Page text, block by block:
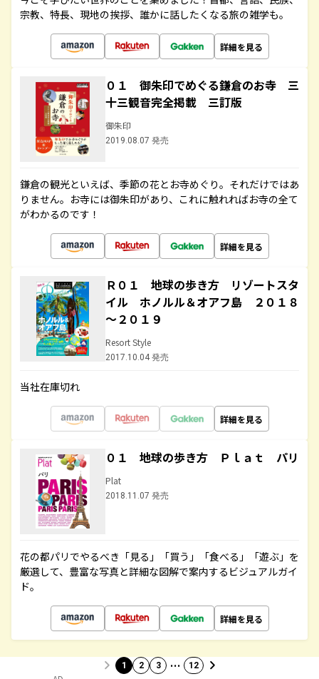
宗教、特長、現地の挨拶、誰かに話したくなる旅の雑学も。
詳細を見る
０１ 御朱印でめぐる鎌倉のお寺 三
十三観音完全掲載 三訂版
御朱印
2019.08.07 発売
鎌倉の観光といえば、季節の花とお寺めぐり。それだけではあ
りません。お寺には御朱印があり、これに触れればお寺の全て
がわかるのです！
詳細を見る
Ｒ０１ 地球の歩き方 リゾートスタ
イル ホノルル＆オアフ島 ２０１８
～２０１９
Resort Style
2017.10.04 発売
当社在庫切れ
詳細を見る
０１ 地球の歩き方 Ｐｌａｔ パリ
Plat
2018.11.07 発売
花の都パリでやるべき「見る」「買う」「食べる」「遊ぶ」を
厳選して、豊富な写真と詳細な図解で案内するビジュアルガイ
ド。
詳細を見る
1 2 3 … 12